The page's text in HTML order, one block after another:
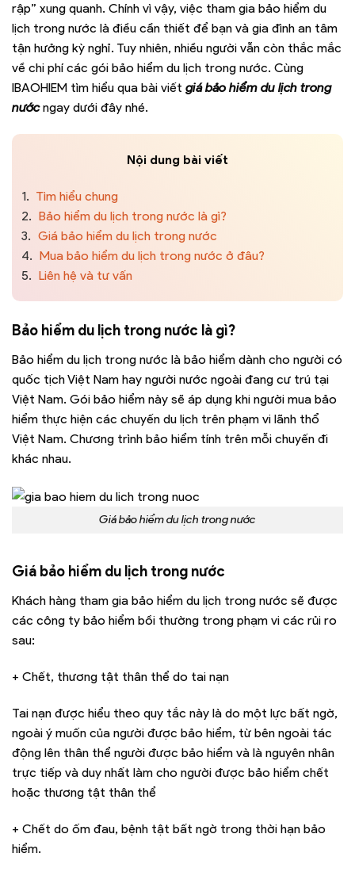
rập” xung quanh. Chính vì vậy, việc tham gia bảo hiểm du
lịch trong nước là điều cần thiết để bạn và gia đình an tâm
tận hưởng kỳ nghỉ. Tuy nhiên, nhiều người vẫn còn thắc mắc
về chi phí các gói bảo hiểm du lịch trong nước. Cùng
IBAOHIEM tìm hiểu qua bài viết giá bảo hiểm du lịch trong
nướcngay dưới đây nhé.
Nội dung bài viết
1. Tìm hiểu chung
2. Bảo hiểm du lịch trong nước là gì?
3. Giá bảo hiểm du lịch trong nước
4. Mua bảo hiểm du lịch trong nước ở đâu?
5. Liên hệ và tư vấn
Bảo hiểm du lịch trong nước là gì?
Bảo hiểm du lịch trong nước là bảo hiểm dành cho người có
quốc tịch Việt Nam hay người nước ngoài đang cư trú tại
Việt Nam. Gói bảo hiểm này sẽ áp dụng khi người mua bảo
hiểm thực hiện các chuyến du lịch trên phạm vi lãnh thổ
Việt Nam. Chương trình bảo hiểm tính trên mỗi chuyến đi
khác nhau.
Giá bảo hiểm du lịch trong nước
Giá bảo hiểm du lịch trong nước
Khách hàng tham gia bảo hiểm du lịch trong nước sẽ được
các công ty bảo hiểm bồi thường trong phạm vi các rủi ro
sau:
+ Chết, thương tật thân thể do tai nạn
Tai nạn được hiểu theo quy tắc này là do một lực bất ngờ,
ngoài ý muốn của người được bảo hiểm, từ bên ngoài tác
động lên thân thể người được bảo hiểm và là nguyên nhân
trực tiếp và duy nhất làm cho người được bảo hiểm chết
hoặc thương tật thân thể
+ Chết do ốm đau, bệnh tật bất ngờ trong thời hạn bảo
hiểm.